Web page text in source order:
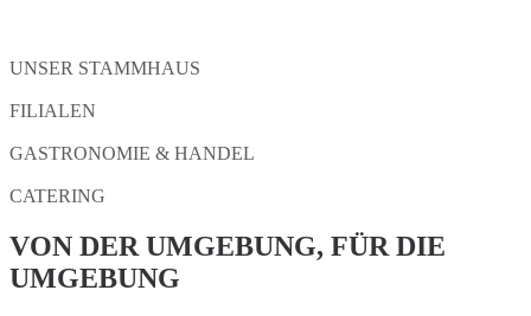
UNSER STAMMHAUS
FILIALEN
GASTRONOMIE & HANDEL
CATERING
VON DER UMGEBUNG, FÜR DIE
UMGEBUNG